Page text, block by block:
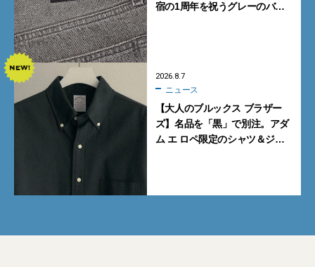
宿の1周年を祝うグレーのバ
2026.8.7
ニュース
【大人のブルックス ブラザー
ズ】名品を「黒」で別注。アダ
ム エ ロペ限定のシャツ＆ジャ